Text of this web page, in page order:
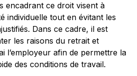
encadrant ce droit visent à
individuelle tout en évitant les
Dans ce cadre, il est
les raisons du retrait et
l’employeur afin de permettre la
des conditions de travail.